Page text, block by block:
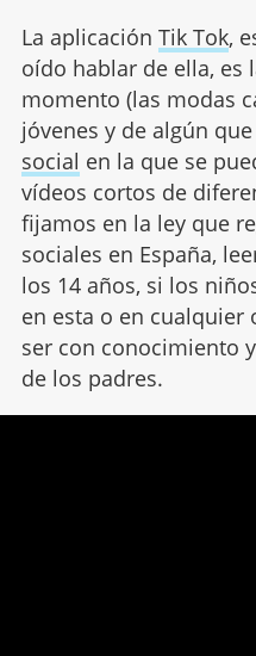
La aplicación Tik Tok,
oído hablar de ella, es
momento (las modas
jóvenes y de algún
social en la que se
vídeos cortos de
fijamos en la ley que
sociales en España,
los 14 años, si los
en esta o en cualquier
ser con conocimiento
de los padres.